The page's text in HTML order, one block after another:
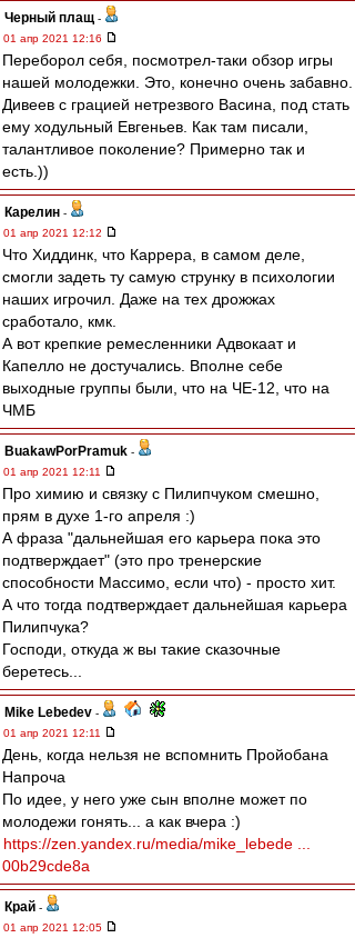
Черный плащ -
01 апр 2021 12:16
Переборол себя, посмотрел-таки обзор игры
нашей молодежки. Это, конечно очень забавно.
Дивеев с грацией нетрезвого Васина, под стать
ему ходульный Евгеньев. Как там писали,
талантливое поколение? Примерно так и
есть.))
Карелин -
01 апр 2021 12:12
Что Хиддинк, что Каррера, в самом деле,
смогли задеть ту самую струнку в психологии
наших игрочил. Даже на тех дрожжах
сработало, кмк.
А вот крепкие ремесленники Адвокаат и
Капелло не достучались. Вполне себе
выходные группы были, что на ЧЕ-12, что на
ЧМБ
BuakawPorPramuk -
01 апр 2021 12:11
Про химию и связку с Пилипчуком смешно,
прям в духе 1-го апреля :)
А фраза "дальнейшая его карьера пока это
подтверждает" (это про тренерские
способности Массимо, если что) - просто хит.
А что тогда подтверждает дальнейшая карьера
Пилипчука?
Господи, откуда ж вы такие сказочные
беретесь...
Mike Lebedev -
01 апр 2021 12:11
День, когда нельзя не вспомнить Пройобана
Напроча
По идее, у него уже сын вполне может по
молодежи гонять... а как вчера :)
https://zen.yandex.ru/media/mike_lebede ...
00b29cde8a
Край -
01 апр 2021 12:05